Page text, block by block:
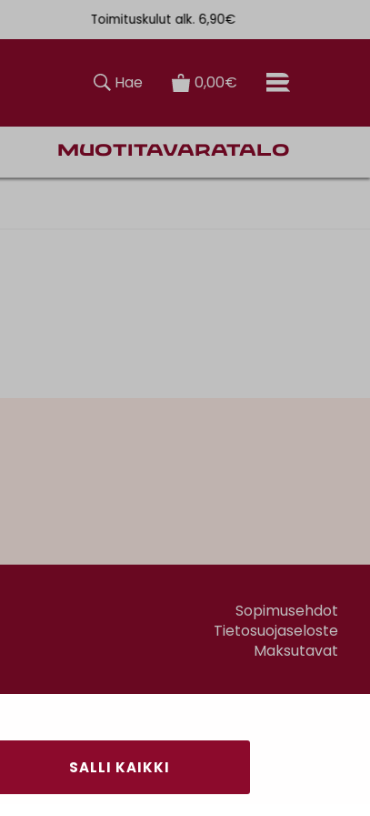
SALLI KAIKKI
Toimituskulut alk. 6,90€
Hae 0,00€
Muotitavaratalo
Sopimusehdot
Tietosuojaseloste
Maksutavat